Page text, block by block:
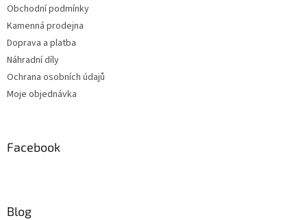
Obchodní podmínky
Kamenná prodejna
Doprava a platba
Náhradní díly
Ochrana osobních údajů
Moje objednávka
Facebook
Blog